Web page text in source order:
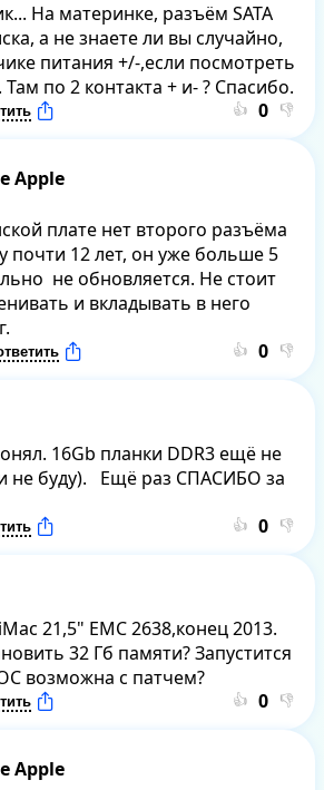
На материнке, разъём SATA
а не знаете ли вы случайно,
питания +/-,если посмотреть
Там по 2 контакта + и- ? Спасибо.
👍 👎
Apple
плате нет второго разъёма
почти 12 лет, он уже больше 5
не обновляется. Не стоит
и вкладывать в него
👍 👎
16Gb планки DDR3 ещё не
не буду).   Ещё раз СПАСИБО за
👍 👎
21,5" EMC 2638,конец 2013.
32 Гб памяти? Запустится
возможна с патчем?
👍 👎
Apple